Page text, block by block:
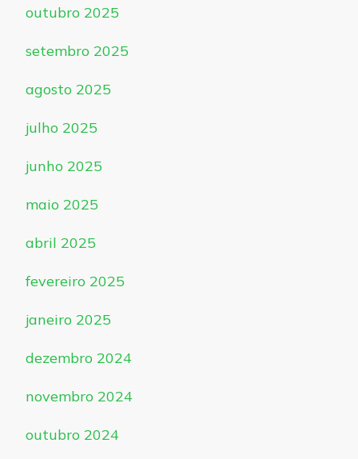
outubro 2025
setembro 2025
agosto 2025
julho 2025
junho 2025
maio 2025
abril 2025
fevereiro 2025
janeiro 2025
dezembro 2024
novembro 2024
outubro 2024